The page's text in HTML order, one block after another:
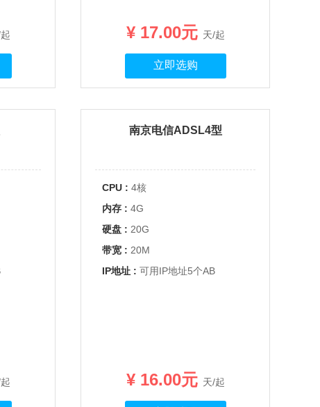
¥ 17.00元 天/起
立即选购
南京电信ADSL4型
CPU : 4核
内存 : 4G
硬盘 : 20G
带宽 : 20M
IP地址 : 可用IP地址5个AB
¥ 16.00元 天/起